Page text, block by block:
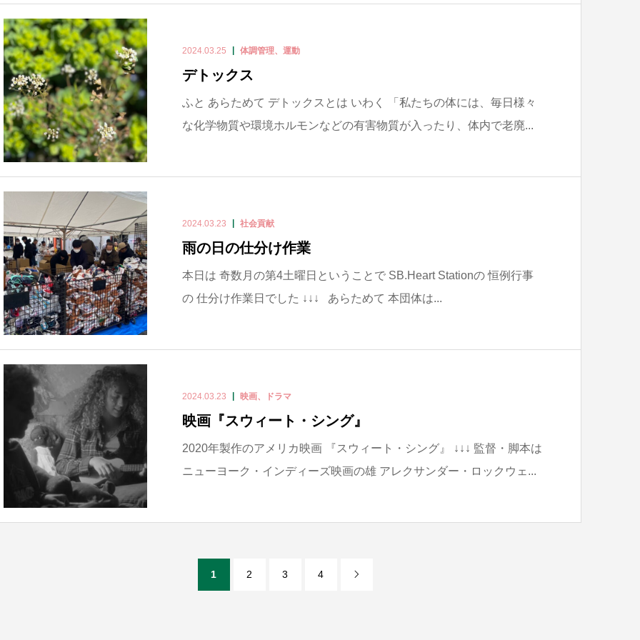
2024.03.25 体調管理、運動
デトックス
ふと あらためて デトックスとは いわく 「私たちの体には、毎日様々
な化学物質や環境ホルモンなどの有害物質が入ったり、体内で老廃...
2024.03.23 社会貢献
雨の日の仕分け作業
本日は 奇数月の第4土曜日ということで SB.Heart Stationの 恒例行事
の 仕分け作業日でした ↓↓↓ あらためて 本団体は...
2024.03.23 映画、ドラマ
映画『スウィート・シング』
2020年製作のアメリカ映画 『スウィート・シング』 ↓↓↓ 監督・脚本は
ニューヨーク・インディーズ映画の雄 アレクサンダー・ロックウェ...
1 2 3 4 